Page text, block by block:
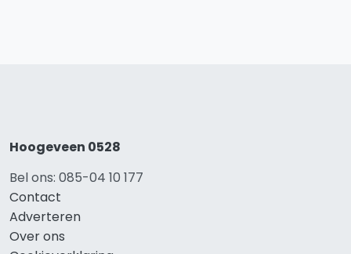
Hoogeveen 0528
Bel ons: 085-04 10 177
Contact
Adverteren
Over ons